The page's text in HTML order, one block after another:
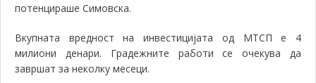
потенцираше Симовска.
Вкупната вредност на инвестицијата од МТСП е 4
милиони денари. Градежните работи се очекува да
завршат за неколку месеци.